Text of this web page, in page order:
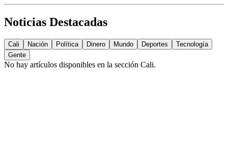
Noticias Destacadas
Cali Nación Política Dinero Mundo Deportes
Tecnología
Gente
No hay artículos disponibles en la sección Cali.